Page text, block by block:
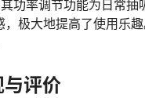
功率调节功能为日常
极大地提高了使用乐
评价